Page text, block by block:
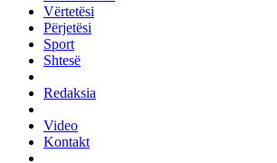
Vërtetësi
Përjetësi
Sport
Shtesë
Redaksia
Video
Kontakt